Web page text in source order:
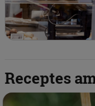
Receptes